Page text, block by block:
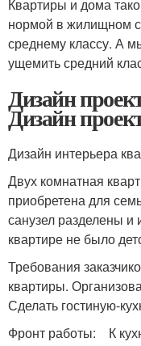
Квартиры и дома
нормой в жилищном
среднему классу. А
ущемить средний
Дизайн
Дизайн
Дизайн интерьера
Двух комнатная
приобретена для
санузел разделены
квартире не было
Требования
квартиры.
Сделать гостиную-
Фронт работы: К